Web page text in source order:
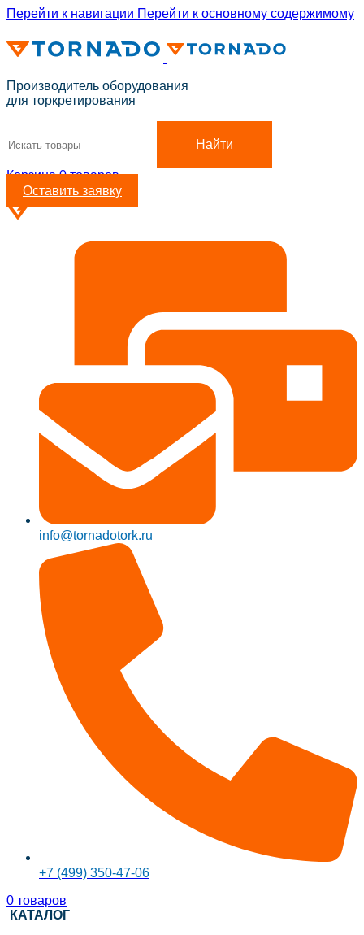
Перейти к навигации Перейти к основному содержимому
Производитель оборудования
для торкретирования
Найти
Корзина0товаров
Оставить заявку
info@tornadotork.ru
+7 (499) 350-47-06
0 товаров
КАТАЛОГ